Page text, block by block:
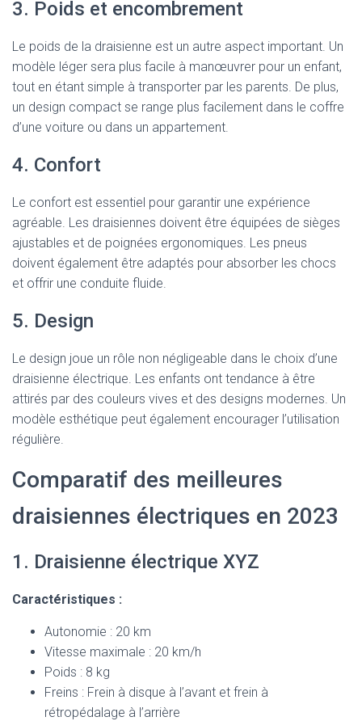
3. Poids et encombrement
Le poids de la draisienne est un autre aspect important. Un
modèle léger sera plus facile à manœuvrer pour un enfant,
tout en étant simple à transporter par les parents. De plus,
un design compact se range plus facilement dans le coffre
d’une voiture ou dans un appartement.
4. Confort
Le confort est essentiel pour garantir une expérience
agréable. Les draisiennes doivent être équipées de sièges
ajustables et de poignées ergonomiques. Les pneus
doivent également être adaptés pour absorber les chocs
et offrir une conduite fluide.
5. Design
Le design joue un rôle non négligeable dans le choix d’une
draisienne électrique. Les enfants ont tendance à être
attirés par des couleurs vives et des designs modernes. Un
modèle esthétique peut également encourager l’utilisation
régulière.
Comparatif des meilleures
draisiennes électriques en 2023
1. Draisienne électrique XYZ
Caractéristiques :
Autonomie : 20 km
Vitesse maximale : 20 km/h
Poids : 8 kg
Freins : Frein à disque à l’avant et frein à
rétropédalage à l’arrière